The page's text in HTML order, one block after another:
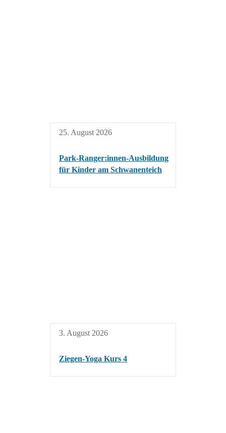
25. August 2026
Park-Ranger:innen-Ausbildung
für Kinder am Schwanenteich
3. August 2026
Ziegen-Yoga Kurs 4